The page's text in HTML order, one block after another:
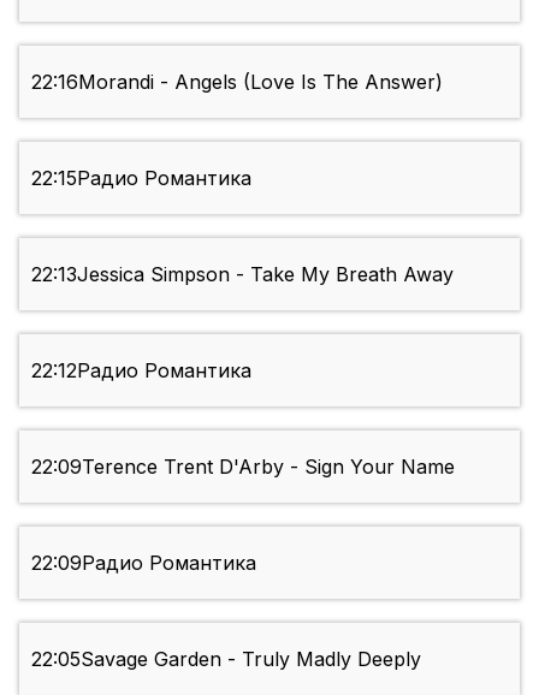
22:16Morandi - Angels (Love Is The Answer)
22:15Радио Романтика
22:13Jessica Simpson - Take My Breath Away
22:12Радио Романтика
22:09Terence Trent D'Arby - Sign Your Name
22:09Радио Романтика
22:05Savage Garden - Truly Madly Deeply